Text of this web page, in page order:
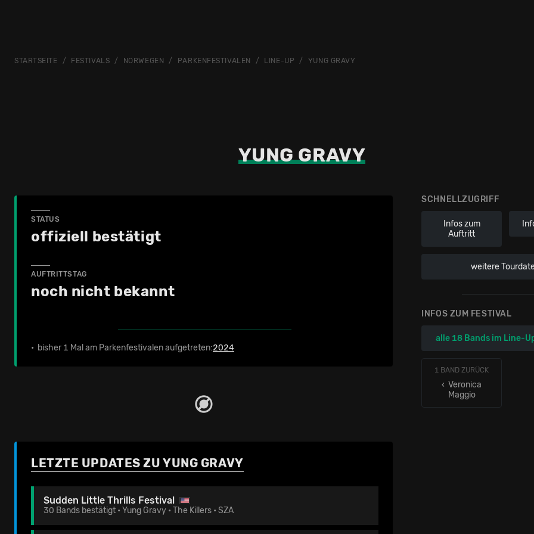
STARTSEITE FESTIVALS NORWEGEN PARKENFESTIVALEN LINE-UP YUNG GRAVY
YUNG GRAVY
SCHNELLZUGRIFF
Infos zum
Auftritt
weitere
INFOS ZUM FESTIVAL
alle 18 Bands im Line-
1 BAND ZURÜCK
‹ Veronica
Maggio
STATUS
offiziell bestätigt
AUFTRITTSTAG
noch nicht bekannt
• bisher 1 Mal am Parkenfestivalen aufgetreten:2024
LETZTE UPDATES ZU YUNG GRAVY
Sudden Little Thrills Festival
30 Bands bestätigt • Yung Gravy • The Killers • SZA